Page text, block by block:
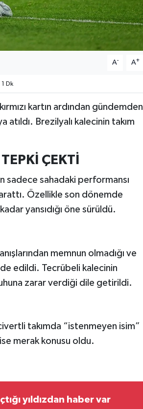
A- A+
Dk
kartın ardından gündemden
atıldı. Brezilyalı kalecinin takım
ÇEKTİ
sadece sahadaki performansı
Özellikle son dönemde
yansıdığı öne sürüldü.
memnun olmadığı ve
edildi. Tecrübeli kalecinin
zarar verdiği dile getirildi.
takımda “istenmeyen isim”
merak konusu oldu.
yıldızdan haber var